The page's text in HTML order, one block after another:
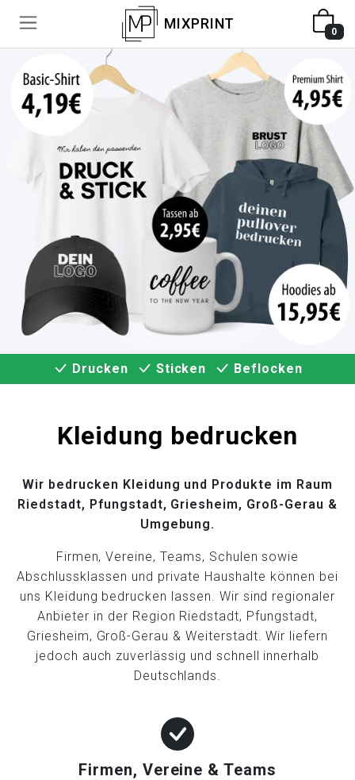
MIXPRINT
0
Drucken Sticken Beflocken
Kleidung bedrucken
Wir bedrucken Kleidung und Produkte im Raum
Riedstadt, Pfungstadt, Griesheim, Groß-Gerau &
Umgebung.
Firmen, Vereine, Teams, Schulen sowie
Abschlussklassen und private Haushalte können bei
uns Kleidung bedrucken lassen. Wir sind regionaler
Anbieter in der Region Riedstadt, Pfungstadt,
Griesheim, Groß-Gerau & Weiterstadt. Wir liefern
jedoch auch zuverlässig und schnell innerhalb
Deutschlands.
Firmen, Vereine & Teams